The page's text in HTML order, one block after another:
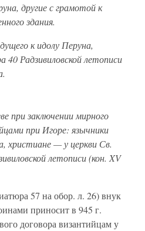
другие с грамотой к
здания.
к идолу Перуна,
Радзивиловской летописи
при заключении мирного
при Игоре: язычники
христиане — у церкви Св.
летописи (кон. XV
57 на обор. л. 26) внук
приносит в 945 г.
договора византийцам у